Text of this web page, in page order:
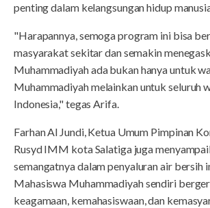
penting dalam kelangsungan hidup
"Harapannya, semoga program ini bisa
masyarakat sekitar dan semakin
Muhammadiyah ada bukan hanya untuk
Muhammadiyah melainkan untuk seluruh
Indonesia," tegas Arifa.
Farhan Al Jundi, Ketua Umum Pimpinan
Rusyd IMM kota Salatiga juga
semangatnya dalam penyaluran air bersih
Mahasiswa Muhammadiyah sendiri
keagamaan, kemahasiswaan, dan